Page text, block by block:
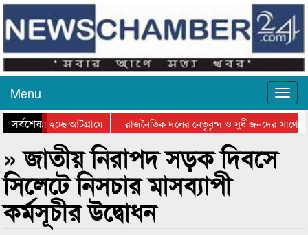
Menu
সর্বশেষহচ্ছে আটগ্রামে
রাজনৈতিক দলের নেতৃবৃন্দ ও সুধীজনদের সাথে
পুরস্কার বিতরণ সম্পন্ন
সিলেটে বাংলাদেশ গ্রুপ থিয়েটার ফেডারেশানের
» জাতীয় নিরাপদ সড়ক দিবসে
সিলেটে নিসচার মাসব্যাপী
কর্মসূচীর উদ্বোধন